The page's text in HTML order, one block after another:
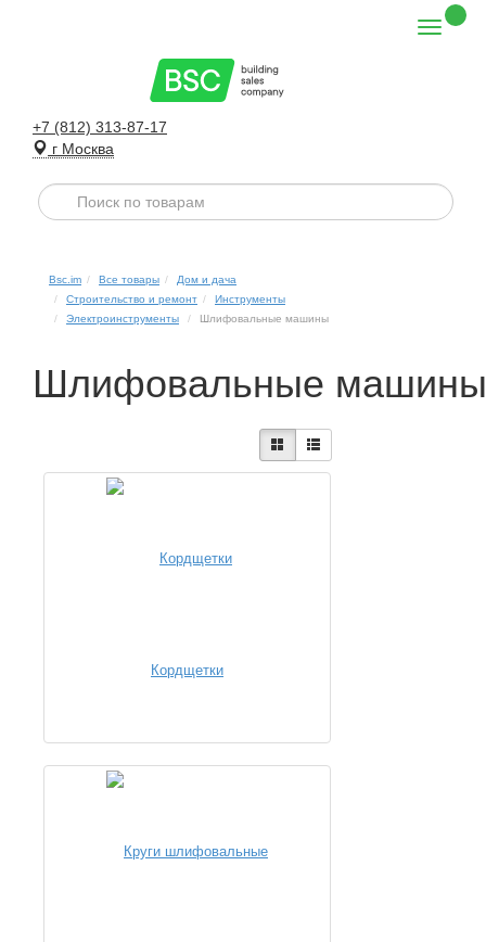
+7 (812) 313-87-17
г Москва
Bsc.im Все товары
Дом и дача
Строительство и ремонт
Инструменты
Электроинструменты
Шлифовальные машины
Шлифовальные машины
Кордщетки